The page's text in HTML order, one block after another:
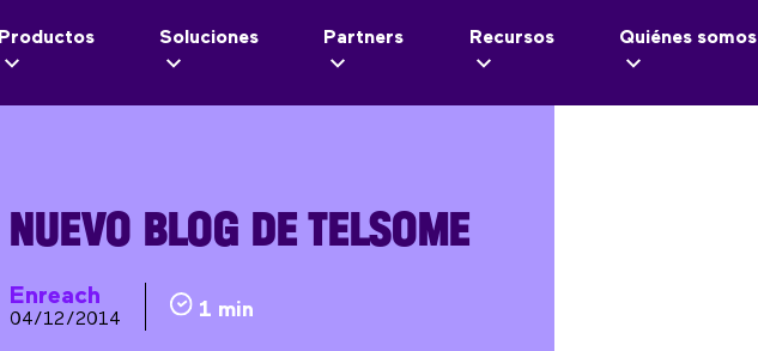
Productos Soluciones Partners Recursos Quiénes somos
NUEVO BLOG DE TELSOME
Enreach
04/12/2014 1 min